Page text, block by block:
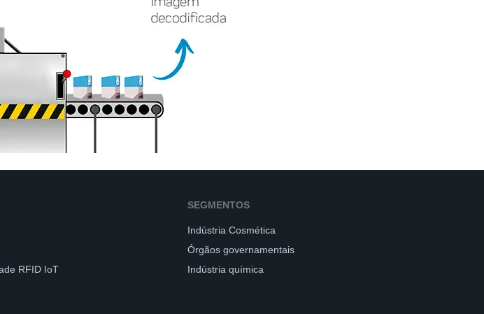
RFID IoT
SEGMENTOS
Indústria Cosmética
Órgãos governamentais
Indústria química